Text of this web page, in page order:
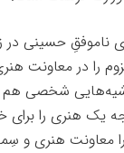
ناموفقِ
را در معاونت
شخصی هم
یک هنری را
معاونت هنری و